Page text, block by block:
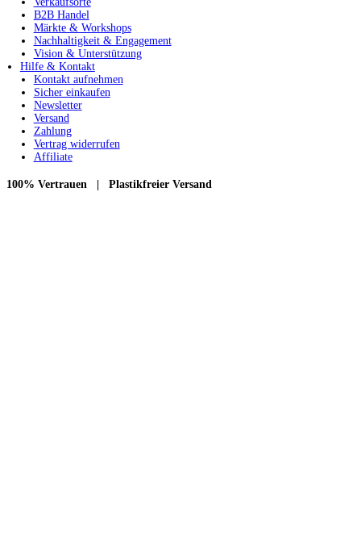
B2B Handel
Märkte & Workshops
Nachhaltigkeit & Engagement
Vision & Unterstützung
Hilfe & Kontakt
Kontakt aufnehmen
Sicher einkaufen
Newsletter
Versand
Zahlung
Vertrag widerrufen
Affiliate
100% Vertrauen | Plastikfreier Versand